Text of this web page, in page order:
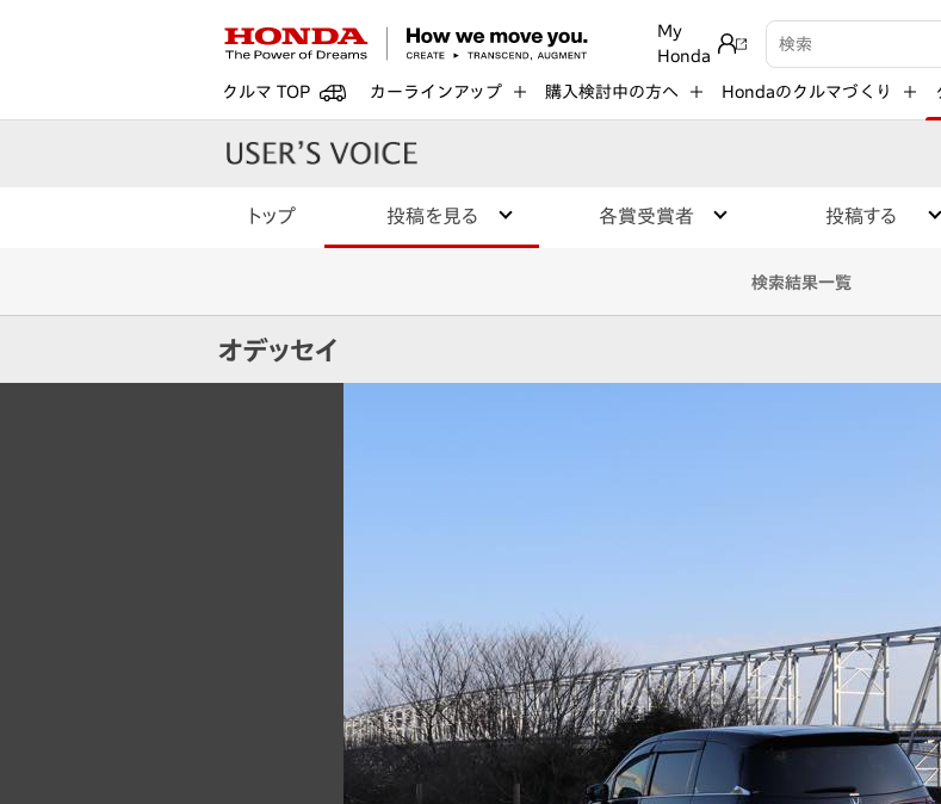
My
Honda
検索キーワード入力
クルマ TOP カーラインアップ 購入検討中の方へ Hondaのクルマづくり
トップ 投稿を見る 各賞受賞者 投稿する
検索結果一覧
オデッセイ